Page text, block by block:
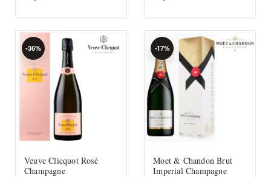
Veuve Clicquot Rosé
Champagne
-36%
Moet & Chandon Brut
Imperial Champagne
-17%